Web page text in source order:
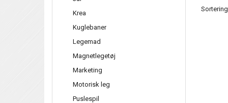
Krea
Kuglebaner
Legemad
Magnetlegetøj
Marketing
Motorisk leg
Puslespil